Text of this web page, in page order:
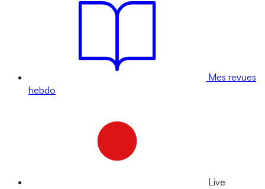
Mes revues
hebdo
Live